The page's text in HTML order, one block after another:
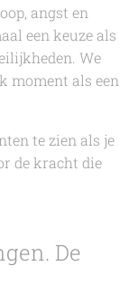
angst en
een keuze als
We
moment als een
te zien als je
de kracht die
De